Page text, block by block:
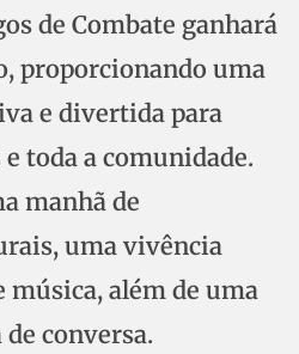
de Combate ganhará
proporcionando uma
e divertida para
toda a comunidade.
manhã de
uma vivência
música, além de uma
conversa.